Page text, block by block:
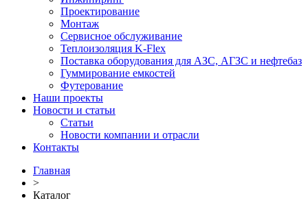
Проектирование
Монтаж
Сервисное обслуживание
Теплоизоляция K-Flex
Поставка оборудования для АЗС, АГЗС и нефтебаз
Гуммирование емкостей
Футерование
Наши проекты
Новости и статьи
Статьи
Новости компании и отрасли
Контакты
Главная
>
Каталог